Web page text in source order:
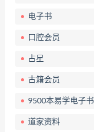
电子书
口腔会员
占星
古籍会员
9500本易学电子书
道家资料